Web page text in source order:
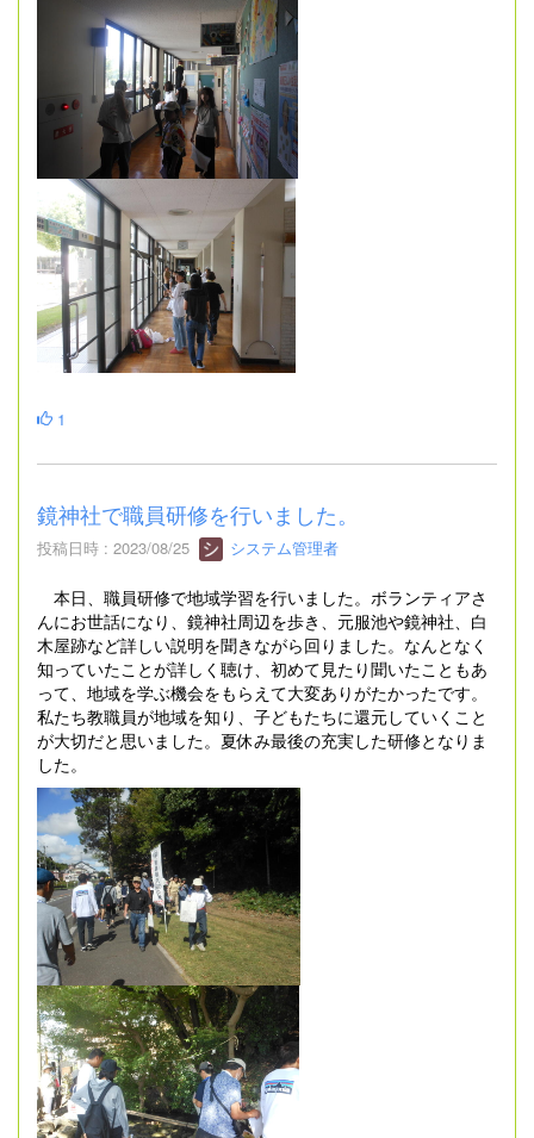
1
鏡神社で職員研修を行いました。
投稿日時 : 2023/08/25 システム管理者
本日、職員研修で地域学習を行いました。ボランティアさ
んにお世話になり、鏡神社周辺を歩き、元服池や鏡神社、白
木屋跡など詳しい説明を聞きながら回りました。なんとなく
知っていたことが詳しく聴け、初めて見たり聞いたこともあ
って、地域を学ぶ機会をもらえて大変ありがたかったです。
私たち教職員が地域を知り、子どもたちに還元していくこと
が大切だと思いました。夏休み最後の充実した研修となりま
した。